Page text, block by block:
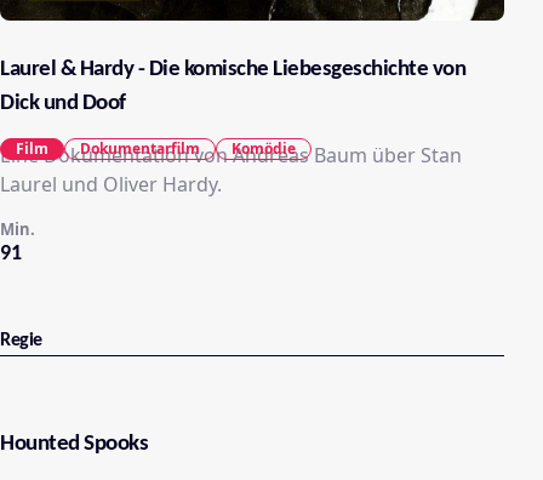
Laurel & Hardy - Die komische Liebesgeschichte von
Dick und Doof
Eine Dokumentation von Andreas Baum über Stan
Laurel und Oliver Hardy.
91
Min.
Film Dokumentarfilm Komödie
Regie
Hounted Spooks